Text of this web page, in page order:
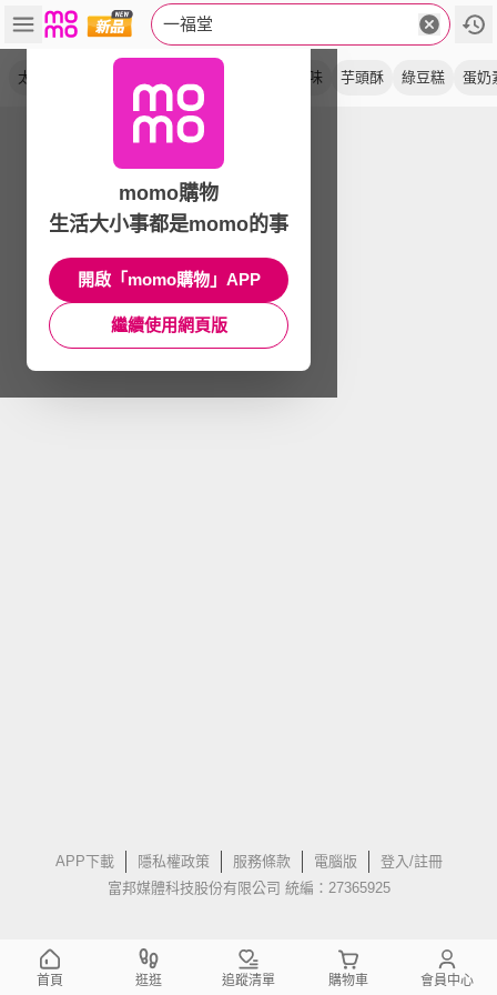
一福堂
太陽餅 原味 芋頭酥 綠豆糕 蛋奶
APP下載 隱私權政策 服務條款 電腦版
登入/註冊
富邦媒體科技股份有限公司 統編：27365925
momo購物
生活大小事都是momo的事
開啟「momo購物」APP
繼續使用網頁版
首頁 逛逛 追蹤清單 購物車 會員中心